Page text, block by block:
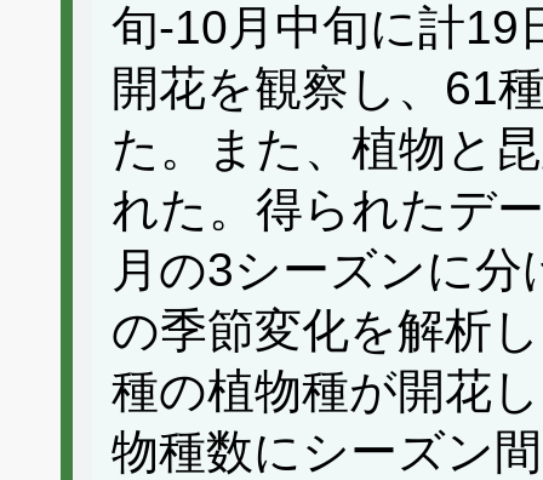
旬‐10月中旬に計
開花を観察し、61
た。また、植物と
れた。得られたデ
月の3シーズンに
の季節変化を解析
種の植物種が開花
物種数にシーズン